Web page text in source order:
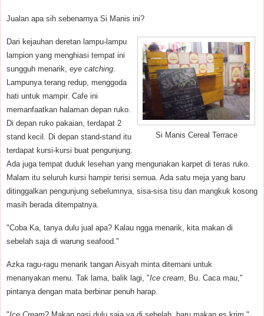
Jualan apa sih sebenarnya Si Manis ini?
Si Manis Cereal Terrace
Dari kejauhan deretan lampu-lampu
lampion yang menghiasi tempat ini
sungguh menarik, eye catching.
Lampunya terang redup, menggoda
hati untuk mampir. Cafe ini
memanfaatkan halaman depan ruko.
Di depan ruko pakaian, terdapat 2
stand kecil. Di depan stand-stand itu
terdapat kursi-kursi buat pengunjung.
Ada juga tempat duduk lesehan yang mengunakan karpet di teras ruko.
Malam itu seluruh kursi hampir terisi semua. Ada satu meja yang baru
ditinggalkan pengunjung sebelumnya, sisa-sisa tisu dan mangkuk kosong
masih berada ditempatnya.
"Coba Ka, tanya dulu jual apa? Kalau ngga menarik, kita makan di
sebelah saja di warung seafood."
Azka ragu-ragu menarik tangan Aisyah minta ditemani untuk
menanyakan menu. Tak lama, balik lagi, "Ice cream, Bu. Caca mau,"
pintanya dengan mata berbinar penuh harap.